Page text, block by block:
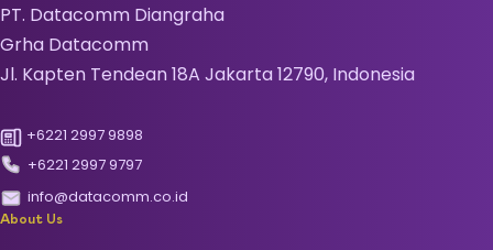
PT. Datacomm Diangraha
Grha Datacomm
Jl. Kapten Tendean 18A Jakarta 12790, Indonesia
+6221 2997 9898
+6221 2997 9797
info@datacomm.co.id
About Us